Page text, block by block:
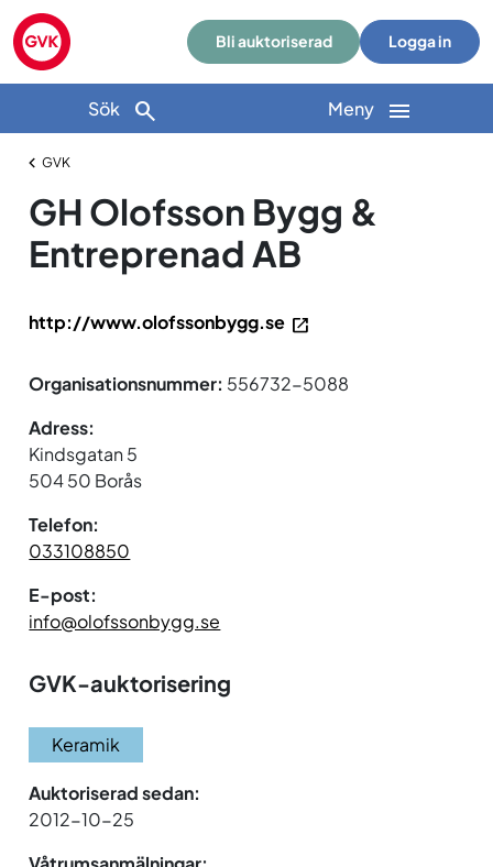
Bli auktoriserad Logga in
Sök Meny
GVK
GH Olofsson Bygg &
Entreprenad AB
http://www.olofssonbygg.se
Organisationsnummer: 556732-5088
Adress:
Kindsgatan 5
504 50 Borås
Telefon:
033108850
E-post:
info@olofssonbygg.se
GVK-auktorisering
Keramik
Auktoriserad sedan:
2012-10-25